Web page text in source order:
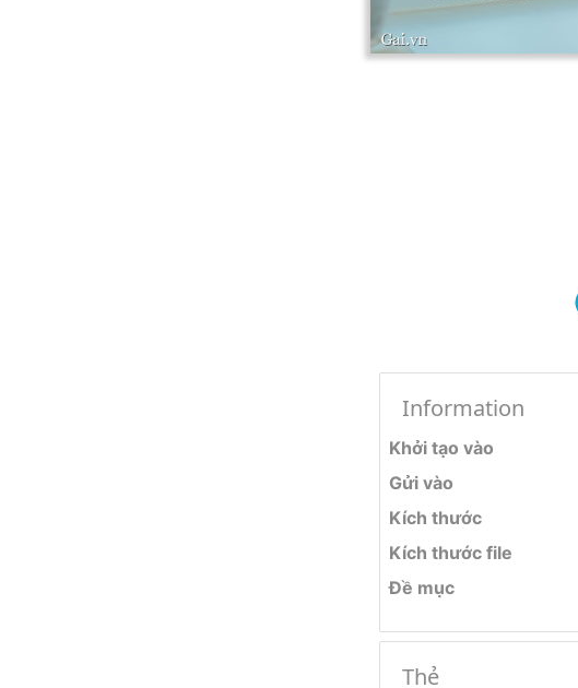
Information
Khởi tạo vào
Gửi vào
Kích thước
Kích thước file
Đề mục
Thẻ